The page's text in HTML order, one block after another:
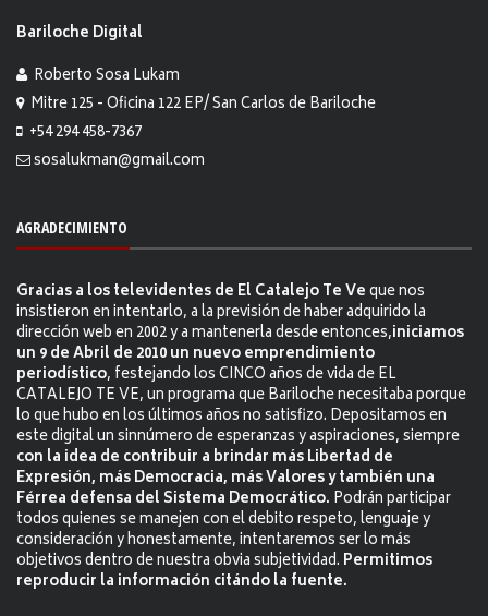
Bariloche Digital
Roberto Sosa Lukam
Mitre 125 - Oficina 122 EP/ San Carlos de Bariloche
+54 294 458-7367
sosalukman@gmail.com
AGRADECIMIENTO
Gracias a los televidentes de El Catalejo Te Veque nos
insistieron en intentarlo, a la previsión de haber adquirido la
dirección web en 2002 y a mantenerla desde entonces,iniciamos
un 9 de Abril de 2010 un nuevo emprendimiento
periodístico, festejando los CINCO años de vida de EL
CATALEJO TE VE, un programa que Bariloche necesitaba porque
lo que hubo en los últimos años no satisfizo. Depositamos en
este digital un sinnúmero de esperanzas y aspiraciones, siempre
con la idea de contribuir a brindar más Libertad de
Expresión, más Democracia, más Valores y también una
Férrea defensa del Sistema Democrático. Podrán participar
todos quienes se manejen con el debito respeto, lenguaje y
consideración y honestamente, intentaremos ser lo más
objetivos dentro de nuestra obvia subjetividad. Permitimos
reproducir la información citándo la fuente.